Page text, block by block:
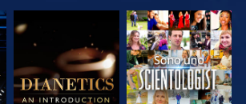
ESPLORA LE
SERIE
GUARDA